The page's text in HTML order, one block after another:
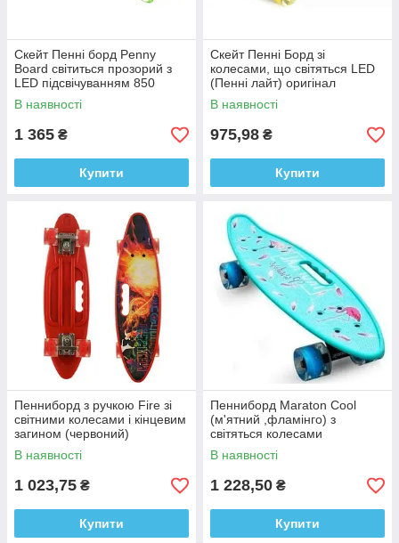
Скейт Пенні борд Penny
Board світиться прозорий з
LED підсвічуванням 850
(блакитний)
В наявності
1 365 ₴
Купити
Скейт Пенні Борд зі
колесами, що світяться LED
(Пенні лайт) оригінал
В наявності
975,98 ₴
Купити
Пенниборд з ручкою Fire зі
світними колесами і кінцевим
загином (червоний)
В наявності
1 023,75 ₴
Купити
Пенниборд Maraton Cool
(м'ятний ,фламінго) з
світяться колесами
В наявності
1 228,50 ₴
Купити